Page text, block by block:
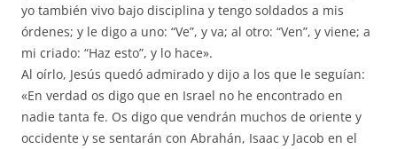
yo también vivo bajo disciplina y tengo soldados a mis
órdenes; y le digo a uno: “Ve”, y va; al otro: “Ven”, y viene; a
mi criado: “Haz esto”, y lo hace».
Al oírlo, Jesús quedó admirado y dijo a los que le seguían:
«En verdad os digo que en Israel no he encontrado en
nadie tanta fe. Os digo que vendrán muchos de oriente y
occidente y se sentarán con Abrahán, Isaac y Jacob en el